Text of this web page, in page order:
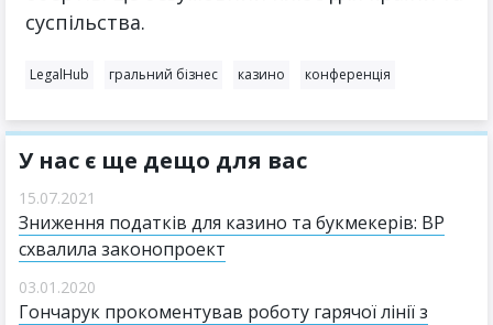
суспільства.
LegalHub гральний бізнес казино конференція
У нас є ще дещо для вас
15.07.2021
Зниження податків для казино та букмекерів: ВР
схвалила законопроект
03.01.2020
Гончарук прокоментував роботу гарячої лінії з